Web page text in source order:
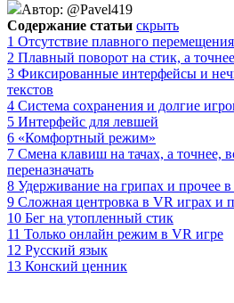
Автор: @Pavel419
Содержание статьи скрыть
1 Отсутствие плавного
2 Плавный поворот на стик, а
3 Фиксированные интерфейсы и
текстов
4 Система сохранения и долгие
5 Интерфейс для левшей
6 «Комфортный режим»
7 Смена клавиш на тачах, а точнее,
переназначать
8 Удерживание на грипах и прочее в
9 Сложная центровка в VR играх и
10 Бег на утопленный стик
11 Только онлайн режим в VR игре
12 Русский язык
13 Конский ценник